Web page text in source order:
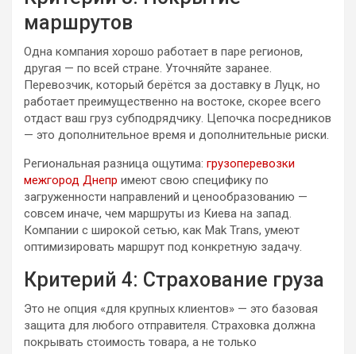
маршрутов
Одна компания хорошо работает в паре регионов,
другая — по всей стране. Уточняйте заранее.
Перевозчик, который берётся за доставку в Луцк, но
работает преимущественно на востоке, скорее всего
отдаст ваш груз субподрядчику. Цепочка посредников
— это дополнительное время и дополнительные риски.
Региональная разница ощутима: грузоперевозки
межгород Днепр имеют свою специфику по
загруженности направлений и ценообразованию —
совсем иначе, чем маршруты из Киева на запад.
Компании с широкой сетью, как Mak Trans, умеют
оптимизировать маршрут под конкретную задачу.
Критерий 4: Страхование груза
Это не опция «для крупных клиентов» — это базовая
защита для любого отправителя. Страховка должна
покрывать стоимость товара, а не только